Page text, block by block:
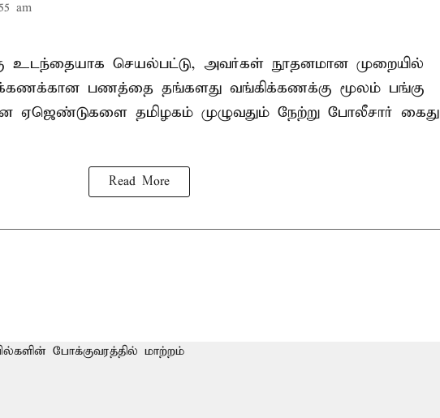
am
உடந்தையாக செயல்பட்டு, அவர்கள் நூதனமான முறையில்
பணத்தை தங்களது வங்கிக்கணக்கு மூலம் பங்கு
ஏஜெண்டுகளை தமிழகம் முழுவதும் நேற்று போலீசார் கைது
Read More